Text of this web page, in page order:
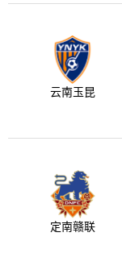
云南玉昆
定南赣联